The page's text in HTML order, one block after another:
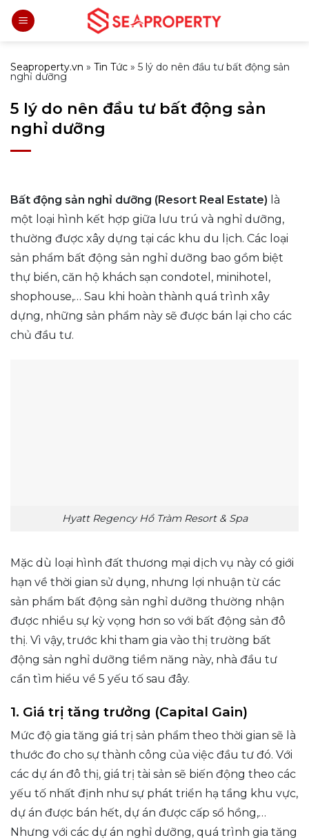
Bỏ
qua
dung
Seaproperty.vn » Tin Tức » 5 lý do nên đầu tư bất động sản
nghỉ dưỡng
5 lý do nên đầu tư bất động sản
nghỉ dưỡng
Bất động sản nghỉ dưỡng (Resort Real Estate) là
một loại hình kết hợp giữa lưu trú và nghỉ dưỡng,
thường được xây dựng tại các khu du lịch. Các loại
sản phẩm bất động sản nghỉ dưỡng bao gồm biệt
thự biển, căn hộ khách sạn condotel, minihotel,
shophouse,… Sau khi hoàn thành quá trình xây
dựng, những sản phẩm này sẽ được bán lại cho các
chủ đầu tư.
Hyatt Regency Hồ Tràm Resort & Spa
Mặc dù loại hình đất thương mại dịch vụ này có giới
hạn về thời gian sử dụng, nhưng lợi nhuận từ các
sản phẩm bất động sản nghỉ dưỡng thường nhận
được nhiều sự kỳ vọng hơn so với bất động sản đô
thị. Vì vậy, trước khi tham gia vào thị trường bất
động sản nghỉ dưỡng tiềm năng này, nhà đầu tư
cần tìm hiểu về 5 yếu tố sau đây.
1. Giá trị tăng trưởng (Capital Gain)
Mức độ gia tăng giá trị sản phẩm theo thời gian sẽ là
thước đo cho sự thành công của việc đầu tư đó. Với
các dự án đô thị, giá trị tài sản sẽ biến động theo các
yếu tố nhất định như sự phát triển hạ tầng khu vực,
dự án được bán hết, dự án được cấp sổ hồng,…
Nhưng với các dự án nghỉ dưỡng, quá trình gia tăng